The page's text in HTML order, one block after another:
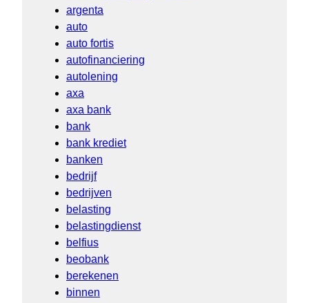
argenta
auto
auto fortis
autofinanciering
autolening
axa
axa bank
bank
bank krediet
banken
bedrijf
bedrijven
belasting
belastingdienst
belfius
beobank
berekenen
binnen